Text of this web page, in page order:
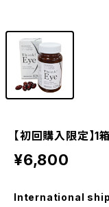
【初回購入限定】1
¥6,800
International